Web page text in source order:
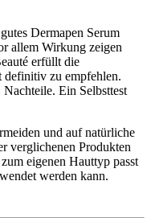
Dermapen Serum
allem Wirkung zeigen
erfüllt die
definitiv zu empfehlen.
Ein Selbsttest
und auf natürliche
verglichenen Produkten
eigenen Hauttyp passt
werden kann.